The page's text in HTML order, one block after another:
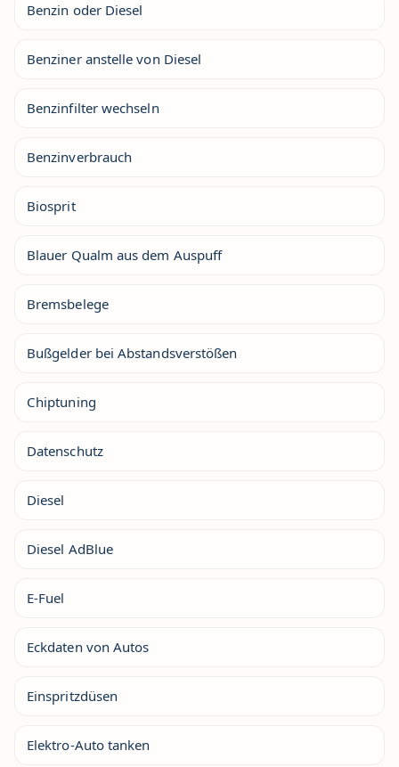
Benzin oder Diesel
Benziner anstelle von Diesel
Benzinfilter wechseln
Benzinverbrauch
Biosprit
Blauer Qualm aus dem Auspuff
Bremsbelege
Bußgelder bei Abstandsverstößen
Chiptuning
Datenschutz
Diesel
Diesel AdBlue
E-Fuel
Eckdaten von Autos
Einspritzdüsen
Elektro-Auto tanken